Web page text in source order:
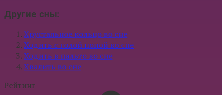
Другие сны:
Хрустальное кольцо во сне
Ходить с голой попой во сне
Ходить в пальто во сне
Хвалить во сне
Рейтинг